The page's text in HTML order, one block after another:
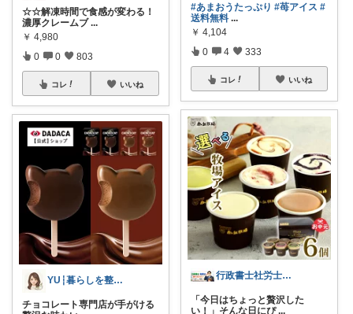
☆☆解凍時間で食感が変わる！
濃厚クレームブ ...
￥ 4,980
0 0 803
コレ いいね
YU┆暮らしを整えるもの
チョコレート専門店が手がける
#あまおうたっぷり #苺アイス #
送料無料 ...
￥ 4,104
0 4 333
コレ いいね
行政書士社労士｜スイーツ手土産＆開業支援
「今日はちょっと贅沢した
い！」そんな日にぴ ...